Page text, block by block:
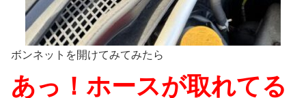
ボンネットを開けてみてみたら
あっ！ホースが取れてる